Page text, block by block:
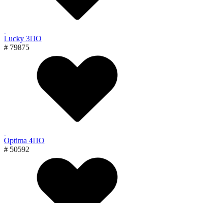
Lucky 3ПО
# 79875
Optima 4ПО
# 50592